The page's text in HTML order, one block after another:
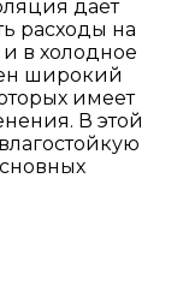
дает
расходы на
и в холодное
широкий
имеет
В этой